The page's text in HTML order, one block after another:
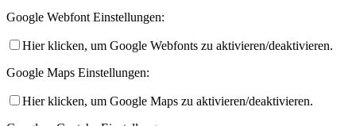
Google Webfont Einstellungen:
Hier klicken, um Google Webfonts zu aktivieren/deaktivieren.
Google Maps Einstellungen:
Hier klicken, um Google Maps zu aktivieren/deaktivieren.